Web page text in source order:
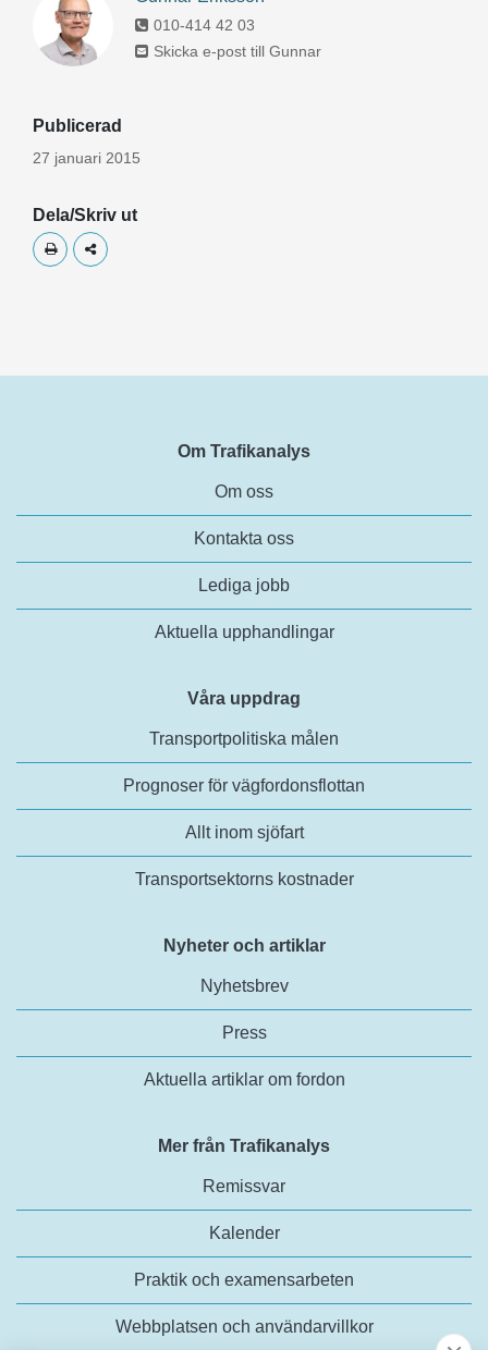
010-414 42 03
Skicka e-post till Gunnar
Publicerad
27 januari 2015
Dela/Skriv ut
Skriv utDela
Om Trafikanalys
Om oss
Kontakta oss
Lediga jobb
Aktuella upphandlingar
Våra uppdrag
Transportpolitiska målen
Prognoser för vägfordonsflottan
Allt inom sjöfart
Transportsektorns kostnader
Nyheter och artiklar
Nyhetsbrev
Press
Aktuella artiklar om fordon
Mer från Trafikanalys
Remissvar
Kalender
Praktik och examensarbeten
Webbplatsen och användarvillkor